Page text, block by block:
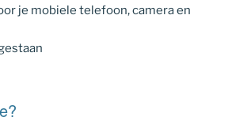
je mobiele telefoon, camera en